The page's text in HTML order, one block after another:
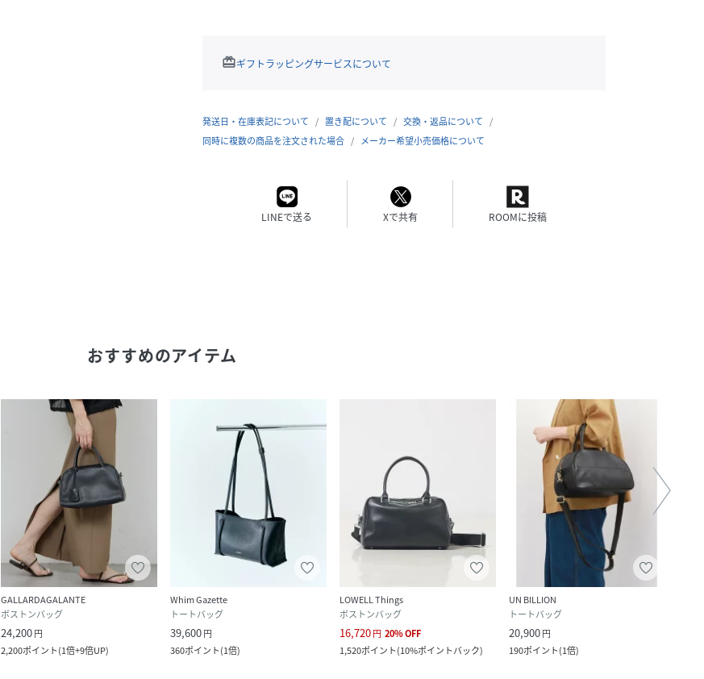
redeemギフトラッピングサービスについて
発送日・在庫表記について 置き配について
交換・返品について
同時に複数の商品を注文された場合
メーカー希望小売価格について
LINEで送る Xで共有 ROOMに投稿
おすすめのアイテム
GALLARDAGALANTE
ボストンバッグ
24,200円
2,200ポイント(1倍+9倍UP)
Whim Gazette
トートバッグ
39,600円
360ポイント(1倍)
LOWELL Things
ボストンバッグ
16,720円 20%OFF
1,520ポイント(10%ポイントバック)
UN BILLION
トートバッグ
20,900円
190ポイント(1倍)